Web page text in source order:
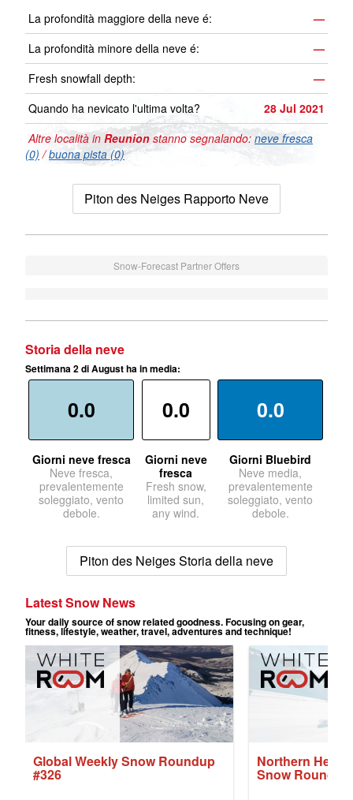
La profondità maggiore della neve é:
—
La profondità minore della neve é:
—
Fresh snowfall depth:
—
Quando ha nevicato l'ultima volta?
28 Jul 2021
Altre località in Reunion stanno segnalando: neve fresca
(0) /buona pista (0)
Piton des Neiges Rapporto Neve
Snow-Forecast Partner Offers
Storia della neve
Settimana 2 di August ha in media:
0.0
Giorni neve fresca
Neve fresca,
prevalentemente
soleggiato, vento
debole.
0.0
Giorni neve
fresca
Fresh snow,
limited sun,
any wind.
0.0
Giorni Bluebird
Neve media,
prevalentemente
soleggiato, vento
debole.
Piton des Neiges Storia della neve